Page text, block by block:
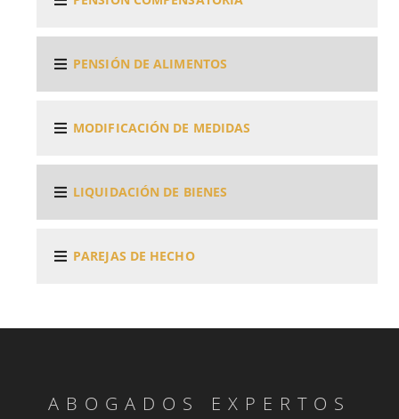
PENSIÓN DE ALIMENTOS
MODIFICACIÓN DE MEDIDAS
LIQUIDACIÓN DE BIENES
PAREJAS DE HECHO
ABOGADOS EXPERTOS